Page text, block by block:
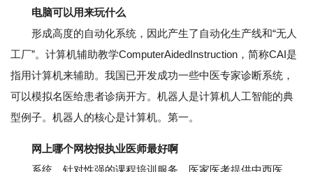
电脑可以用来玩什么
形成高度的自动化系统，因此产生了自动化生产线和“无人
工厂”。计算机辅助教学ComputerAidedInstruction，简称CAI是
指用计算机来辅助。我国已开发成功一些中医专家诊断系统，
可以模拟名医给患者诊病开方。机器人是计算机人工智能的典
型例子。机器人的核心是计算机。第一。
网上哪个网校报执业医师最好啊
系统、针对性强的课程培训服务。医家医考提供中西医、